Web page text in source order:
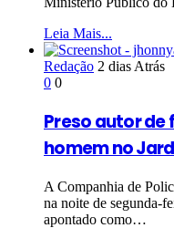
Leia Mais...
Redação 2 dias Atrás
0 0
Preso autor
homem no
A Companhia de
na noite de segunda-
apontado como…